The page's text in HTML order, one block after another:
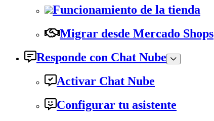
Funcionamiento de la tienda
Migrar desde Mercado Shops
Responde con Chat Nube
Activar Chat Nube
Configurar tu asistente